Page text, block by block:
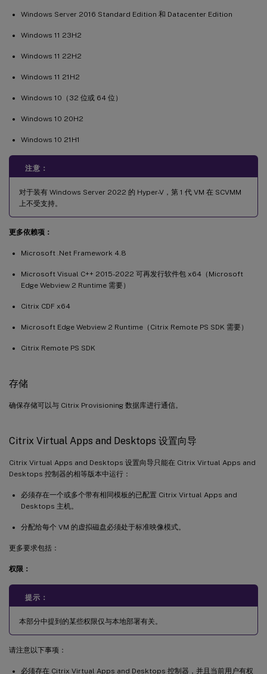
Windows Server 2016 Standard Edition 和 Datacenter Edition
Windows 11 23H2
Windows 11 22H2
Windows 11 21H2
Windows 10（32 位或 64 位）
Windows 10 20H2
Windows 10 21H1
注意：
对于装有 Windows Server 2022 的 Hyper-V，第 1 代 VM 在 SCVMM
上不受支持。
更多依赖项：
Microsoft .Net Framework 4.8
Microsoft Visual C++ 2015-2022 可再发行软件包 x64（Microsoft
Edge Webview 2 Runtime 需要）
Citrix CDF x64
Microsoft Edge Webview 2 Runtime（Citrix Remote PS SDK 需要）
Citrix Remote PS SDK
存储
确保存储可以与 Citrix Provisioning 数据库进行通信。
Citrix Virtual Apps and Desktops 设置向导
Citrix Virtual Apps and Desktops 设置向导只能在 Citrix Virtual Apps and
Desktops 控制器的相等版本中运行：
必须存在一个或多个带有相同模板的已配置 Citrix Virtual Apps and
Desktops 主机。
分配给每个 VM 的虚拟磁盘必须处于标准映像模式。
更多要求包括：
权限：
提示：
本部分中提到的某些权限仅与本地部署有关。
请注意以下事项：
必须存在 Citrix Virtual Apps and Desktops 控制器，并且当前用户有权